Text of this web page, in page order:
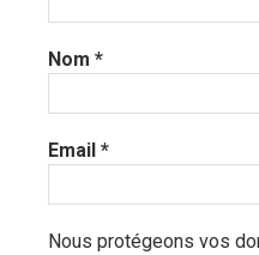
Nom *
Email *
Nous protégeons vos